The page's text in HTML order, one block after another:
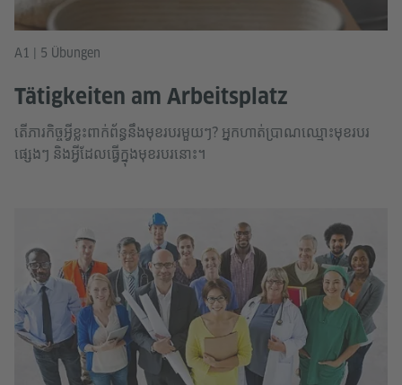
A1 | 5 Übungen
Tätigkeiten am Arbeitsplatz
តើភារកិច្ចអ្វីខ្លះពាក់ព័ន្ធនឹងមុខរបរមួយៗ? អ្នកហាត់ប្រាណឈ្មោះមុខរបរ
ផ្សេងៗ និងអ្វីដែលធ្វើក្នុងមុខរបរនោះ។